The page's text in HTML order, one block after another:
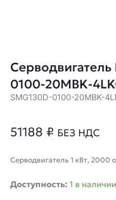
Серводвигатель
0100-20MBK-
SMG130D-0100-20MBK-
51188 ₽ БЕЗ НДС
Серводвигатель 1 кВт, 2000
Доступность: 1 в наличии
Количество